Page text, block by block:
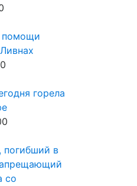
помощи
горела
погибший в
со